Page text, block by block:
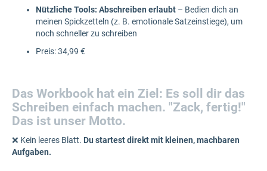
Nützliche Tools: Abschreiben erlaubt – Bedien dich an
meinen Spickzetteln (z. B. emotionale Satzeinstiege), um
noch schneller zu schreiben
Preis: 34,99 €
Das Workbook hat ein Ziel: Es soll dir das
Schreiben einfach machen. "Zack, fertig!"
Das ist unser Motto.
❌ Kein leeres Blatt. Du startest direkt mit kleinen, machbaren
Aufgaben.